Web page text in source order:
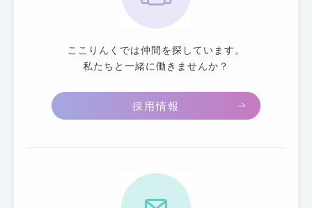
ここりんくでは仲間を探しています。
私たちと一緒に働きませんか？
採用情報